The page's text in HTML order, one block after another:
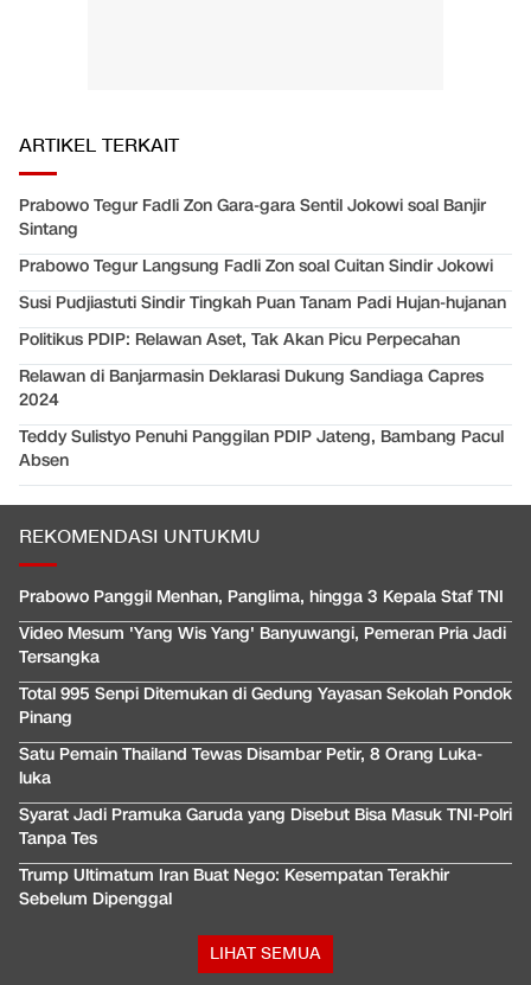
ARTIKEL TERKAIT
Prabowo Tegur Fadli Zon Gara-gara Sentil Jokowi soal Banjir
Sintang
Prabowo Tegur Langsung Fadli Zon soal Cuitan Sindir Jokowi
Susi Pudjiastuti Sindir Tingkah Puan Tanam Padi Hujan-hujanan
Politikus PDIP: Relawan Aset, Tak Akan Picu Perpecahan
Relawan di Banjarmasin Deklarasi Dukung Sandiaga Capres
2024
Teddy Sulistyo Penuhi Panggilan PDIP Jateng, Bambang Pacul
Absen
REKOMENDASI UNTUKMU
Prabowo Panggil Menhan, Panglima, hingga 3 Kepala Staf TNI
Video Mesum 'Yang Wis Yang' Banyuwangi, Pemeran Pria Jadi
Tersangka
Total 995 Senpi Ditemukan di Gedung Yayasan Sekolah Pondok
Pinang
Satu Pemain Thailand Tewas Disambar Petir, 8 Orang Luka-
luka
Syarat Jadi Pramuka Garuda yang Disebut Bisa Masuk TNI-Polri
Tanpa Tes
Trump Ultimatum Iran Buat Nego: Kesempatan Terakhir
Sebelum Dipenggal
LIHAT SEMUA